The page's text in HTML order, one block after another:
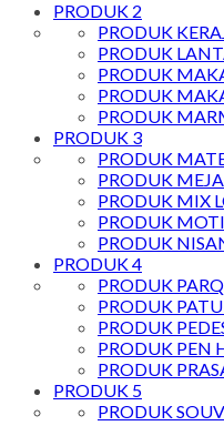
PRODUK 2
PRODUK
PRODUK
PRODUK
PRODUK
PRODUK
PRODUK 3
PRODUK
PRODUK
PRODUK MIX
PRODUK
PRODUK
PRODUK 4
PRODUK
PRODUK
PRODUK
PRODUK PEN
PRODUK
PRODUK 5
PRODUK